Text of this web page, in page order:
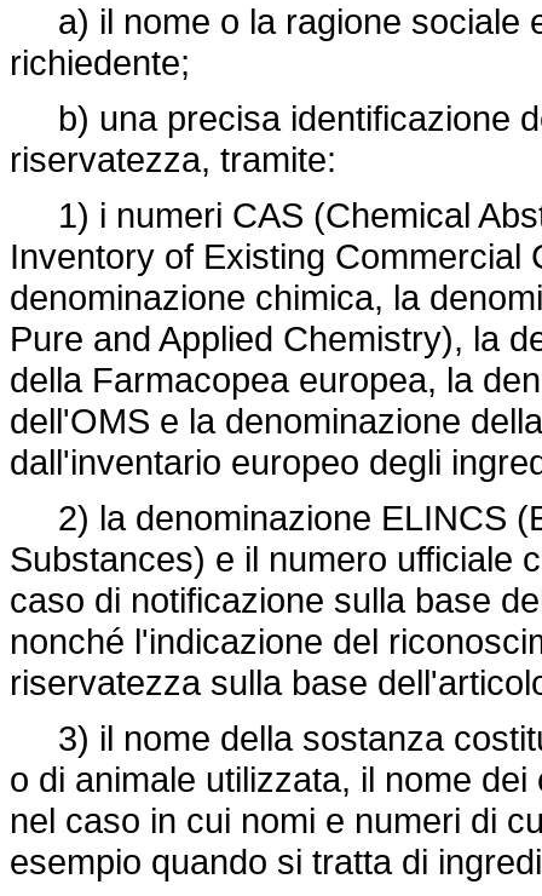
a) il nome o la ragione sociale
richiedente;
b) una precisa identificazione
riservatezza, tramite:
1) i numeri CAS (Chemical
Inventory of Existing Commercial
denominazione chimica, la
Pure and Applied Chemistry), la
della Farmacopea europea, la
dell'OMS e la denominazione
dall'inventario europeo degli
2) la denominazione ELINCS
Substances) e il numero ufficiale
caso di notificazione sulla base
nonché l'indicazione del
riservatezza sulla base
3) il nome della sostanza
o di animale utilizzata, il nome
nel caso in cui nomi e numeri di
esempio quando si tratta di